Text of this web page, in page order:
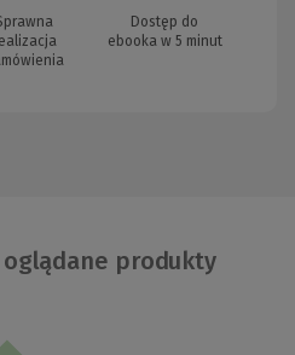
Dostęp do
ebooka w 5 minut
produkty